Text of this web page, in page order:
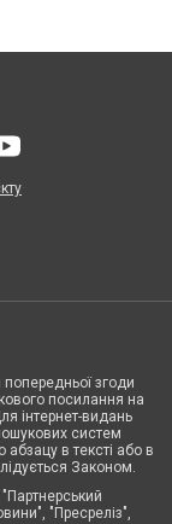
згоди
посилання на
інтернет-видань
систем
абзацу в тексті або в
Законом.
"Пресреліз",